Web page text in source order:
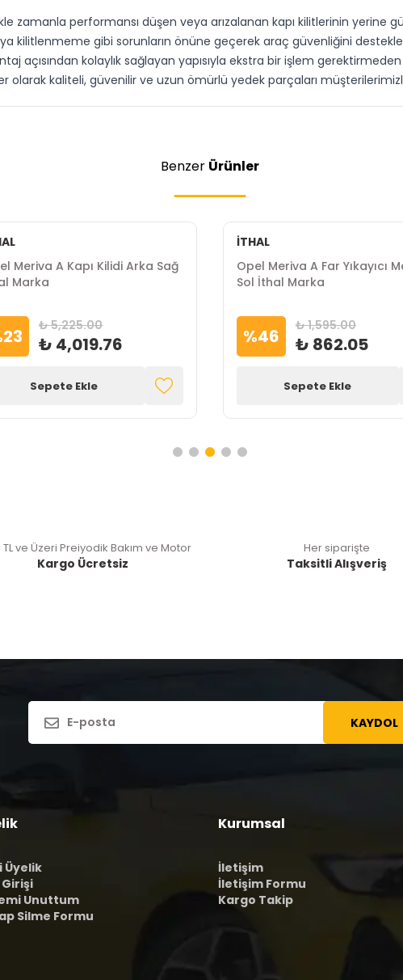
zamanla performansı düşen veya arızalanan kapı kilitlerinin yerine
gibi sorunların önüne geçerek araç güvenliğini
açısından kolaylık sağlayan yapısıyla ekstra bir işlem
olarak kaliteli, güvenilir ve uzun ömürlü yedek parçaları
Benzer Ürünler
Meriva A Kapı Kilidi Arka Sağ
Marka
23 ₺ 5,225.00
₺ 4,019.76
Sepete Ekle
İTHAL
Opel Meriva A Far Yıkayıcı
Sol İthal Marka
%46 ₺ 1,595.00
₺ 862.05
Sepete Ekle
TL ve Üzeri Preiyodik Bakım ve Motor
Kargo Ücretsiz
Her siparişte
Taksitli Alışveriş
KAYDOL
Üyelik
Girişi
Unuttum
Silme Formu
Kurumsal
İletişim
İletişim Formu
Kargo Takip